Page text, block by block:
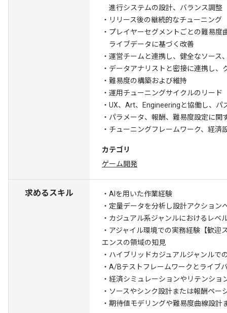
進行システムの設計、バランス調整
・リリース後の継続的なチューニング
・プレイヤーセグメントごとの難易
ライブデータに基づく改善
・運営チームと連携し、健全なソー
・データアナリストと密接に連携し
・難易度の構築および維持
・運用チューニングサイクルのリード
・UX、Art、Engineeringと協働し、
・パラメータ、報酬、難易度設定に
・チューニングフレームワーク、経
カテゴリ
ゲーム開発
求めるスキル
・AIを用いた作業経験
・定量データを分析し設計アクション
・カジュアル系ジャンルにおけるレ
・アジャイル環境での実務経験 【歓迎
エンスの領域の知見
・ハイブリッドカジュアルジャンルで
・A/Bテストフレームワークとライブ
・経済シミュレーションやリテンシ
・ソースやシンク設計または報酬ペー
・期待値モデリングや難易度曲線設